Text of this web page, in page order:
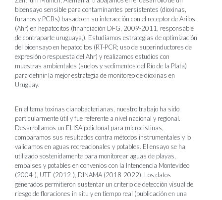
bioensayo sensible para contaminantes persistentes (dioxinas,
furanos y PCBs) basado en su interacción con el receptor de Arilos
(Ahr) en hepatocitos (financiación DFG, 2009-2011, responsable
de contraparte uruguaya,). Estudiamos estrategias de optimización
del bioensayo en hepatocitos (RT-PCR; uso de superinductores de
expresión o respuesta del Ahr) y realizamos estudios con
muestras ambientales (suelos y sedimentos del Río de la Plata)
para definir la mejor estrategia de monitoreo de dioxinas en
Uruguay.
En el tema toxinas cianobacterianas, nuestro trabajo ha sido
particularmente útil y fue referente a nivel nacional y regional.
Desarrollamos un ELISA policlonal para microcistinas,
comparamos sus resultados contra métodos instrumentales y lo
validamos en aguas recreacionales y potables. El ensayo se ha
utilizado sostenidamente para monitorear aguas de playas,
embalses y potables en convenios con la Intendencia Montevideo
(2004-), UTE (2012-), DINAMA (2018-2022). Los datos
generados permitieron sustentar un criterio de detección visual de
riesgo de floraciones in situ y en tiempo real (publicación en una